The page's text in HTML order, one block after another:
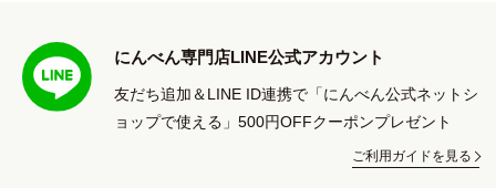
にんべん専門店LINE公式アカウント
友だち追加＆LINE ID連携で「にんべん公式ネットシ
ョップで使える」500円OFFクーポンプレゼント
ご利用ガイドを見る